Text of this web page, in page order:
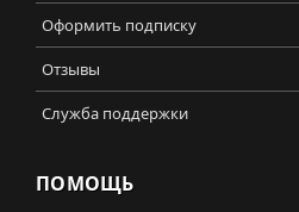
Оформить подписку
Отзывы
Служба поддержки
ПОМОЩЬ